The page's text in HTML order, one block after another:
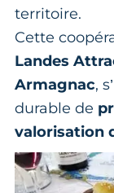
territoire.
Cette
Landes
Armagnac,
durable de
valorisation